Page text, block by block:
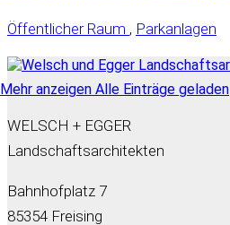
Öffentlicher Raum , Parkanlagen
Mehr anzeigen Alle Einträge geladen
WELSCH + EGGER
Landschaftsarchitekten
Bahnhofplatz 7
85354 Freising